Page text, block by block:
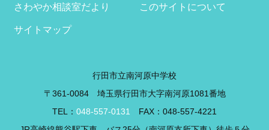
さわやか相談室だより このサイトについて
サイトマップ
行田市立南河原中学校
〒361-0084 埼玉県行田市大字南河原1081番地
TEL： 048-557-0131
FAX：048-557-4221